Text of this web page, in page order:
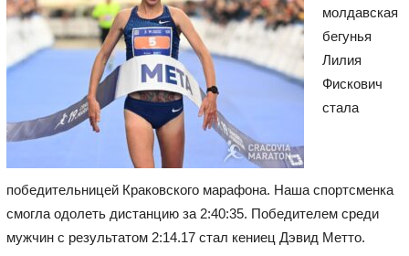
молдавская
бегунья
Лилия
Фискович
стала
победительницей Краковского марафона. Наша спортсменка
смогла одолеть дистанцию за 2:40:35. Победителем среди
мужчин с результатом 2:14.17 стал кениец Дэвид Метто.